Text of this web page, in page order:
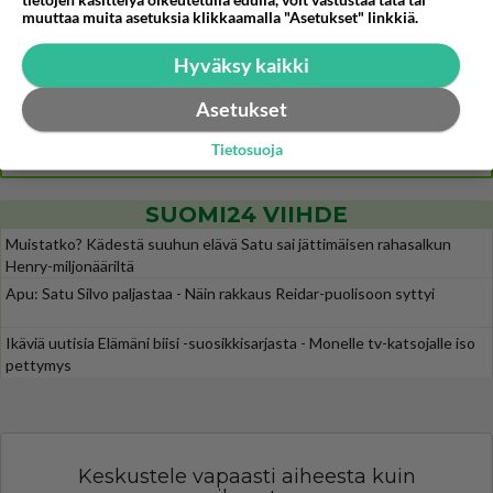
Tiesitkö? Martina Aitolehden isäpuoli on tämä suosittu laulaja
Martina Aitolehti on seurattu julkisuuden henkilö. Lähipiiriin mahtuu muitakin tunnettuja henkilöitä. Tiesitkö, että Ma
2 km on nykyään liian pitkä koulumatka
Miesten tuijotus
SUOMI24 VIIHDE
Muistatko? Kädestä suuhun elävä Satu sai jättimäisen rahasalkun
Henry-miljonääriltä
Apu: Satu Silvo paljastaa - Näin rakkaus Reidar-puolisoon syttyi
Ikäviä uutisia Elämäni biisi -suosikkisarjasta - Monelle tv-katsojalle iso
pettymys
Keskustele vapaasti aiheesta kuin
muuttaa muita asetuksia klikkaamalla "Asetukset" linkkiä.
Hyväksy kaikki
Asetukset
Tietosuoja